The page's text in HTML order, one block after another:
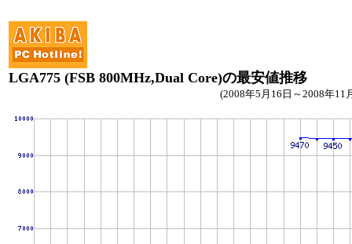
LGA775 (FSB 800MHz,Dual Core)の最安値推移
(2008年5月16日～2008年11